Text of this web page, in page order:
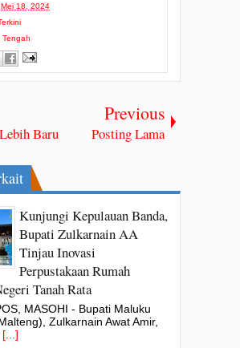
18, 2024
Tengah
Baru
Previous
Posting Lama
Kunjungi Kepulauan Banda,
Bupati Zulkarnain AA
Tinjau Inovasi
Perpustakaan Rumah
Tanah Rata
MASOHI - Bupati Maluku
Zulkarnain Awat Amir,
[...]